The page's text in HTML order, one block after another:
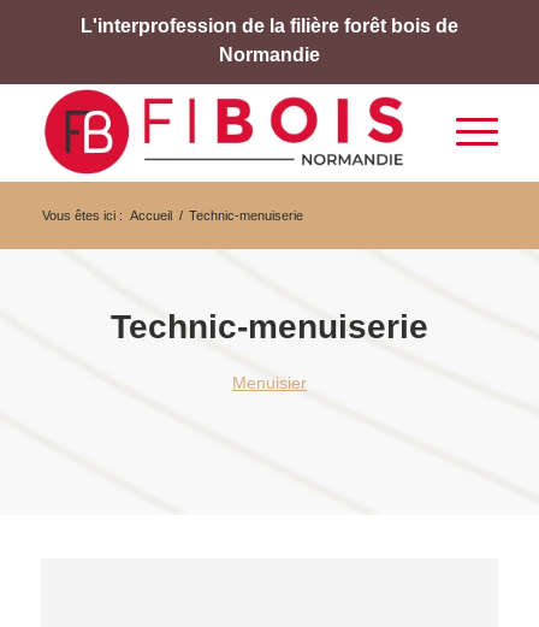
L'interprofession de la filière forêt bois de
Normandie
Vous êtes ici : Accueil / Technic-menuiserie
Technic-menuiserie
Menuisier